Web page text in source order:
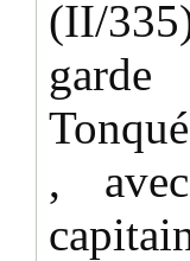
(II/
,